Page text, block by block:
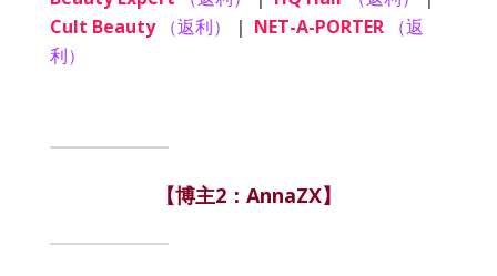
Cult Beauty
（返利） | NET-A-PORTER
（返
利）
【博主2：AnnaZX】